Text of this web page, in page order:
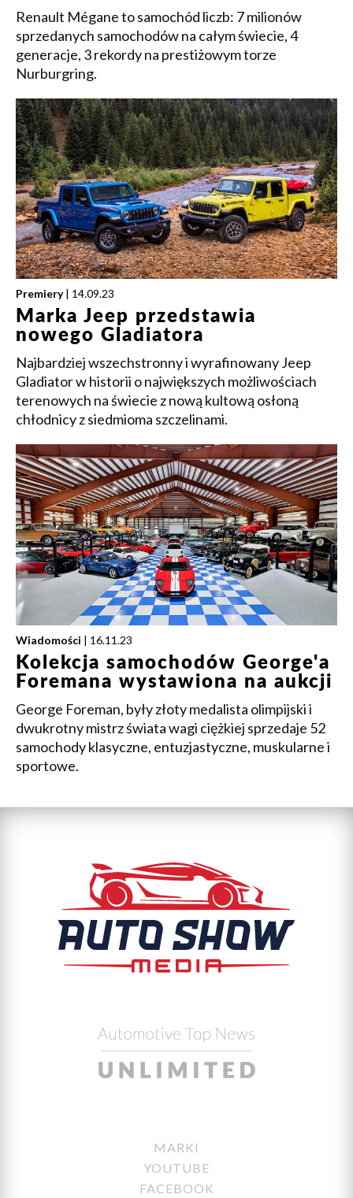
Renault Mégane to samochód liczb: 7 milionów
sprzedanych samochodów na całym świecie, 4
generacje, 3 rekordy na prestiżowym torze
Nurburgring.
Premiery | 14.09.23
Marka Jeep przedstawia
nowego Gladiatora
Najbardziej wszechstronny i wyrafinowany Jeep
Gladiator w historii o największych możliwościach
terenowych na świecie z nową kultową osłoną
chłodnicy z siedmioma szczelinami.
Wiadomości | 16.11.23
Kolekcja samochodów George'a
Foremana wystawiona na aukcji
George Foreman, były złoty medalista olimpijski i
dwukrotny mistrz świata wagi ciężkiej sprzedaje 52
samochody klasyczne, entuzjastyczne, muskularne i
sportowe.
MARKI
YOUTUBE
FACEBOOK